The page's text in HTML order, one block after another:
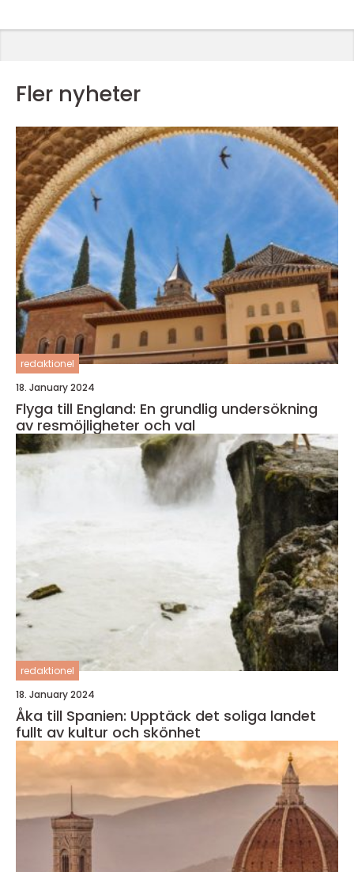
Fler nyheter
redaktionel
18. January 2024
Flyga till England: En grundlig undersökning
av resmöjligheter och val
redaktionel
18. January 2024
Åka till Spanien: Upptäck det soliga landet
fullt av kultur och skönhet